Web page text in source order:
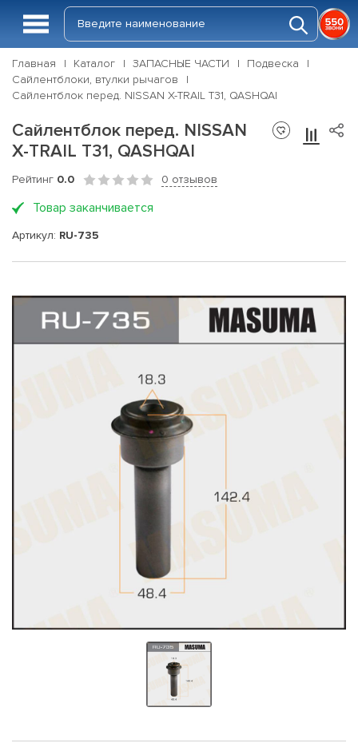
Главная Каталог ЗАПАСНЫЕ ЧАСТИ
Подвеска
Сайлентблоки, втулки рычагов
Сайлентблок перед. NISSAN X-TRAIL T31, QASHQAI
Сайлентблок перед. NISSAN
X-TRAIL T31, QASHQAI
Рейтинг 0.0 0 отзывов
Товар заканчивается
Артикул: RU-735